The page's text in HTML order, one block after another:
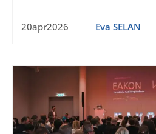
20apr2026 Eva SELAN